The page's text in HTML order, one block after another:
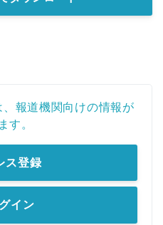
報道機関向けの情報が
す。
ス登録
イン